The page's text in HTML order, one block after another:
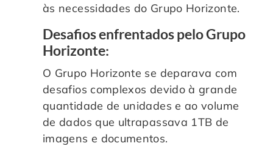
às necessidades do Grupo Horizonte.
Desafios enfrentados pelo Grupo
Horizonte:
O Grupo Horizonte se deparava com
desafios complexos devido à grande
quantidade de unidades e ao volume
de dados que ultrapassava 1TB de
imagens e documentos.